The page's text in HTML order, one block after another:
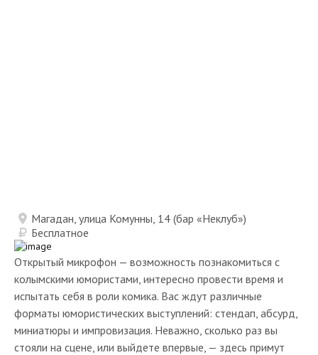
Открытый микрофон — возможность познакомиться с
колымскими юмористами, интересно провести время и
испытать себя в роли комика. Вас ждут различные
форматы юмористических выступлений: стендап, абсурд,
миниатюры и импровизация. Неважно, сколько раз вы
стояли на сцене, или выйдете впервые, — здесь примут
Магадан, улица Комунны, 14 (бар «Неклуб»)
Бесплатное